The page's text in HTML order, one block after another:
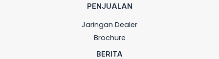
PENJUALAN
Jaringan Dealer
Brochure
BERITA